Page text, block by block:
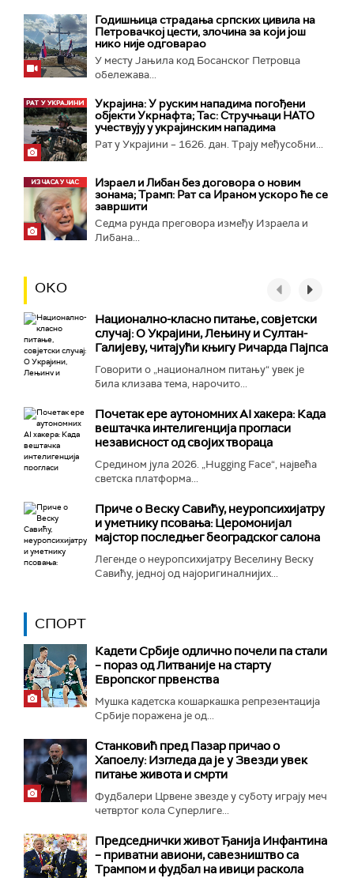
Годишњица страдања српских цивила на
Петровачкој цести, злочина за који још
нико није одговарао
У месту Јањила код Босанског Петровца
обележава...
Украјина: У руским нападима погођени
објекти Укрнафта; Тас: Стручњаци НАТО
учествују у украјинским нападима
Рат у Украјини – 1626. дан. Трају међусобни...
Израел и Либан без договора о новим
зонама; Трамп: Рат са Ираном ускоро ће се
завршити
Седма рунда преговора између Израела и
Либана...
ОКО
Национално-класнo питање, совјетски
случај: О Украјини, Лењину и Султан-
Галијеву, читајући књигу Ричарда Пајпса
Говорити о „националном питању“ увек је
била клизава тема, нарочито...
Почетак ере аутономних AI хакера: Када
вештачка интелигенција прогласи
независност од својих твораца
Средином јула 2026. „Hugging Face“, највећа
светска платформа...
Приче о Веску Савићу, неуропсихијатру
и уметнику псовања: Церомонијал
мајстор последњег београдског салона
Легенде о неуропсихијатру Веселину Веску
Савићу, једној од најоригиналнијих...
СПОРТ
Кадети Србије одлично почели па стали
– пораз од Литваније на старту
Европског првенства
Мушка кадетска кошаркашка репрезентација
Србије поражена је од...
Станковић пред Пазар причао о
Хапоелу: Изгледа да је у Звезди увек
питање живота и смрти
Фудбалери Црвене звезде у суботу играју меч
четвртог кола Суперлиге...
Председнички живот Ђанија Инфантина
– приватни авиони, савезништво са
Трампом и фудбал на ивици раскола